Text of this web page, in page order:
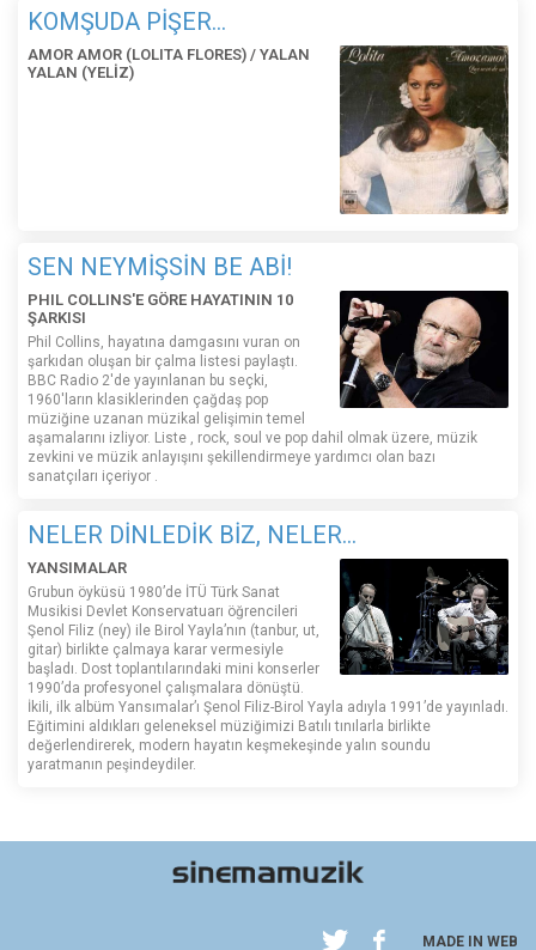
KOMŞUDA PİŞER...
AMOR AMOR (LOLITA FLORES) / YALAN
YALAN (YELİZ)
SEN NEYMİŞSİN BE ABİ!
PHIL COLLINS'E GÖRE HAYATININ 10
ŞARKISI
Phil Collins, hayatına damgasını vuran on
şarkıdan oluşan bir çalma listesi paylaştı.
BBC Radio 2'de yayınlanan bu seçki,
1960'ların klasiklerinden çağdaş pop
müziğine uzanan müzikal gelişimin temel
aşamalarını izliyor. Liste , rock, soul ve pop dahil olmak üzere, müzik
zevkini ve müzik anlayışını şekillendirmeye yardımcı olan bazı
sanatçıları içeriyor .
NELER DİNLEDİK BİZ, NELER...
YANSIMALAR
Grubun öyküsü 1980’de İTÜ Türk Sanat
Musikisi Devlet Konservatuarı öğrencileri
Şenol Filiz (ney) ile Birol Yayla’nın (tanbur, ut,
gitar) birlikte çalmaya karar vermesiyle
başladı. Dost toplantılarındaki mini konserler
1990’da profesyonel çalışmalara dönüştü.
İkili, ilk albüm Yansımalar’ı Şenol Filiz-Birol Yayla adıyla 1991’de yayınladı.
Eğitimini aldıkları geleneksel müziğimizi Batılı tınılarla birlikte
değerlendirerek, modern hayatın keşmekeşinde yalın soundu
yaratmanın peşindeydiler.
MADE IN WEB